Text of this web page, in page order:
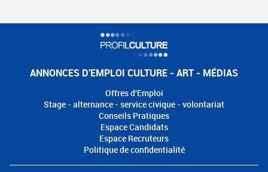
ANNONCES D'EMPLOI CULTURE - ART - MÉDIAS
Offres d'Emploi
Stage - alternance - service civique - volontariat
Conseils Pratiques
Espace Candidats
Espace Recruteurs
Politique de confidentialité